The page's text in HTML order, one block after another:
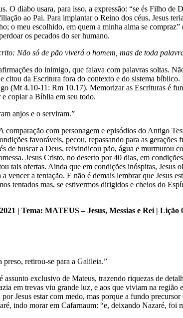
O diabo usara, para isso, a expressão: “se és Filho
ao Pai. Para implantar o Reino dos céus, Jesus
o meu escolhido, em quem a minha alma se
os pecados do ser humano.
Não só de pão viverá o homem, mas de toda
do inimigo, que falava com palavras soltas.
citou da Escritura fora do contexto e do sistema
(Mt 4.10-11: Rm 10.17). Memorizar as Escrituras é
e copiar a Bíblia em seu todo.
anjos e o serviram.”
com personagem e episódios do Antigo
favoráveis, pecou, repassando para as
de buscar a Deus, reivindicou pão, água e murmurou
Jesus Cristo, no deserto por 40 dias, em
tais ofertas. Ainda que em condições inóspitas, Jesus
vencer a tentação. E não é demais lembrar que
tentados mas, se estivermos dirigidos e cheios do
| Tema: MATEUS – Jesus, Messias e Rei |
preso, retirou-se para a Galileia.”
exclusivo de Mateus, trazendo riquezas de
em trevas viu grande luz, e aos que viviam na
Jesus estar com medo, mas porque a fundo
indo morar em Cafarnaum: “e, deixando Nazaré,